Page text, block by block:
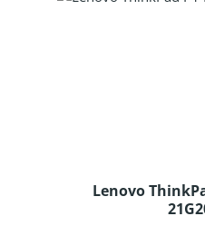
Lenovo